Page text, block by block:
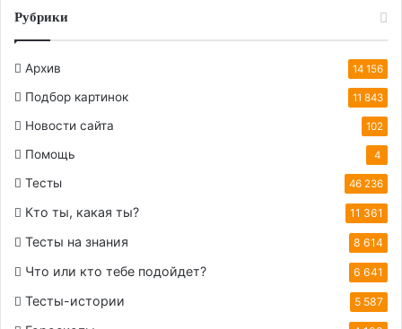
Рубрики
Архив 14 156
Подбор картинок 11 843
Новости сайта 102
Помощь 4
Тесты 46 236
Кто ты, какая ты? 11 361
Тесты на знания 8 614
Что или кто тебе подойдет? 6 641
Тесты-истории 5 587